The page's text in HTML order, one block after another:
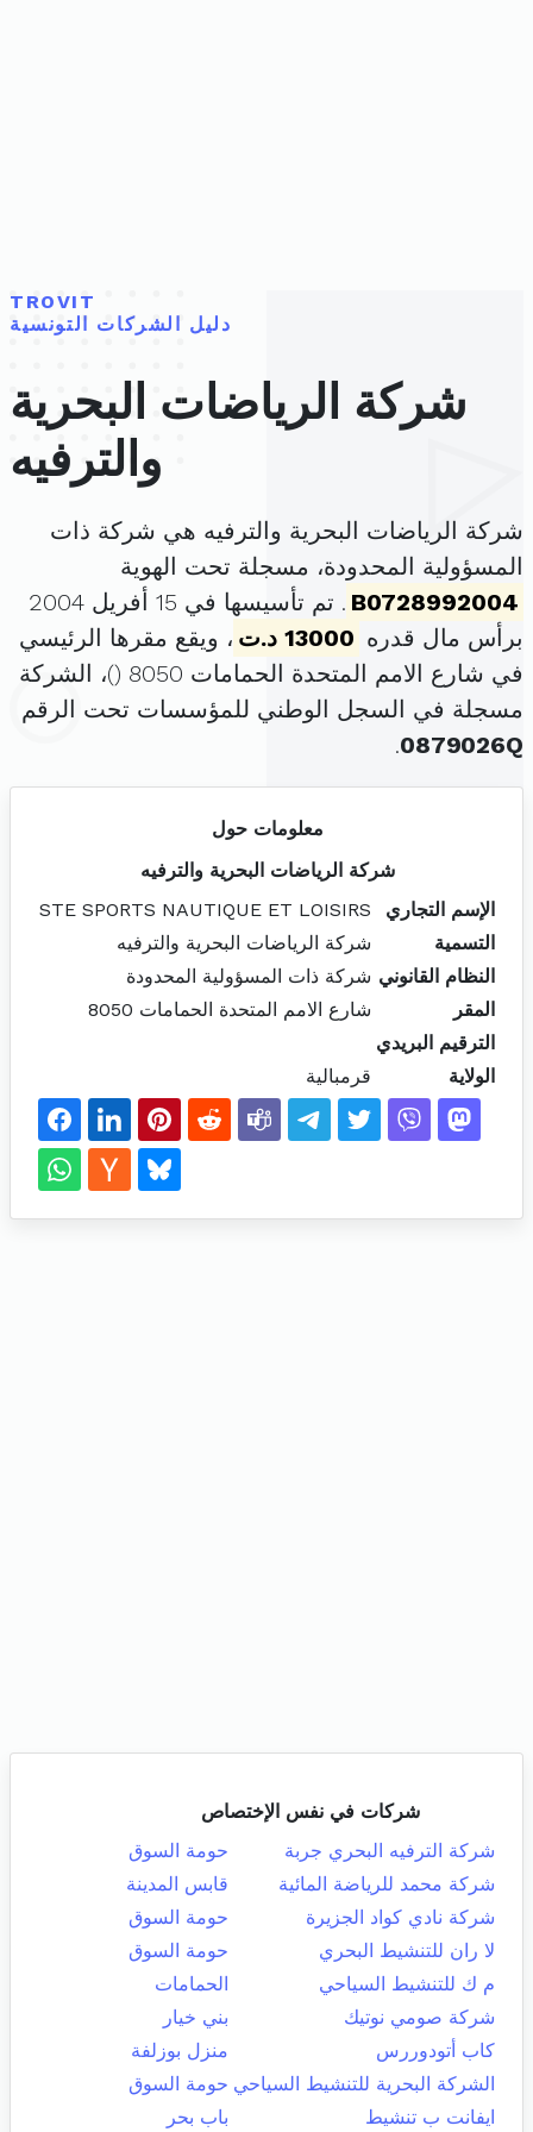
TROVIT
دليل الشركات التونسية
شركة الرياضات البحرية
والترفيه
شركة الرياضات البحرية والترفيه هي شركة ذات
المسؤولية المحدودة، مسجلة تحت الهوية
B0728992004
. تم تأسيسها في 15 أفريل 2004
برأس مال قدره 13000 د.ت
، ويقع مقرها الرئيسي
في شارع الامم المتحدة الحمامات 8050 (
)، الشركة
مسجلة في السجل الوطني للمؤسسات تحت الرقم
0879026Q
.
معلومات حول
شركة الرياضات البحرية والترفيه
الإسم التجاري
STE SPORTS NAUTIQUE ET LOISIRS
التسمية
شركة الرياضات البحرية والترفيه
النظام القانوني شركة ذات المسؤولية المحدودة
المقر
شارع الامم المتحدة الحمامات 8050
الترقيم البريدي
الولاية
قرمبالية
شركات في نفس الإختصاص
شركة الترفيه البحري جربة
حومة السوق
شركة محمد للرياضة المائية
قابس المدينة
شركة نادي كواد الجزيرة
حومة السوق
لا ران للتنشيط البحري
حومة السوق
م ك للتنشيط السياحي
الحمامات
شركة صومي نوتيك
بني خيار
كاب أتودوررس
منزل بوزلفة
الشركة البحرية للتنشيط السياحي حومة السوق
ايفانت ب تنشيط
باب بحر